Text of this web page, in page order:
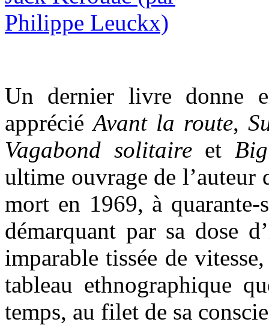
Un dernier livre donne
apprécié Avant la route,
Vagabond solitaireet
ultime ouvrage de
mort en 1969, à
démarquant par sa dose
imparable tissée de
tableau ethnographique
temps, au filet de sa